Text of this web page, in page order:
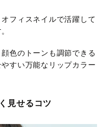
フィスネイルで活躍して
色のトーンも調節できる
すい万能なリップカラー
見せるコツ